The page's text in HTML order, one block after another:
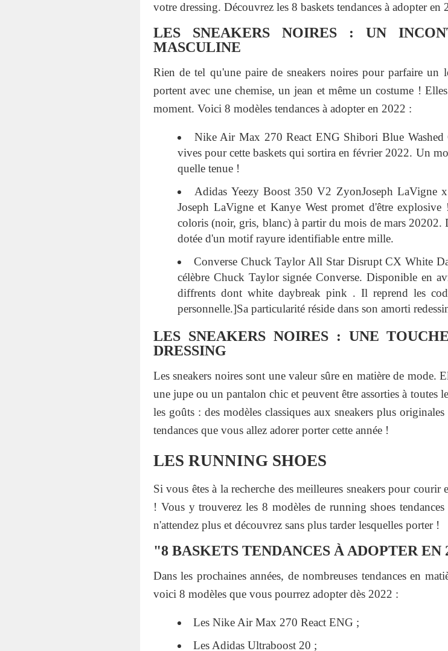
votre dressing. Découvrez les 8 baskets tendances à adopter en
LES SNEAKERS NOIRES : UN
MASCULINE
Rien de tel qu'une paire de sneakers noires pour parfaire un
portent avec une chemise, un jean et même un costume !
moment. Voici 8 modèles tendances à adopter en 2022 :
Nike Air Max 270 React ENG Shibori Blue Washed
vives pour cette baskets qui sortira en février 2022. Un
quelle tenue !
Adidas Yeezy Boost 350 V2 ZyonJoseph LaVigne
Joseph LaVigne et Kanye West promet d'être
coloris (noir, gris, blanc) à partir du mois de mars 20202.
dotée d'un motif rayure identifiable entre mille.
Converse Chuck Taylor All Star Disrupt CX White
célèbre Chuck Taylor signée Converse. Disponible en
diffrents dont white daybreak pink . Il reprend les
personnelle.]Sa particularité réside dans son amorti
LES SNEAKERS NOIRES : UNE
DRESSING
Les sneakers noires sont une valeur sûre en matière de mode.
une jupe ou un pantalon chic et peuvent être assorties à toutes
les goûts : des modèles classiques aux sneakers plus
tendances que vous allez adorer porter cette année !
LES RUNNING SHOES
Si vous êtes à la recherche des meilleures sneakers pour
! Vous y trouverez les 8 modèles de running shoes
n'attendez plus et découvrez sans plus tarder lesquelles porter !
"8 BASKETS TENDANCES À ADOPTER EN
Dans les prochaines années, de nombreuses tendances en
voici 8 modèles que vous pourrez adopter dès 2022 :
Les Nike Air Max 270 React ENG ;
Les Adidas Ultraboost 20 ;